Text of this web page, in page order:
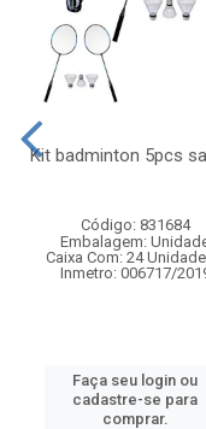
Kit badminton 5pcs
Código: 831684
Embalagem:
Caixa Com: 24
Inmetro: 006717/
Faça seu login ou
cadastre-se para
comprar.